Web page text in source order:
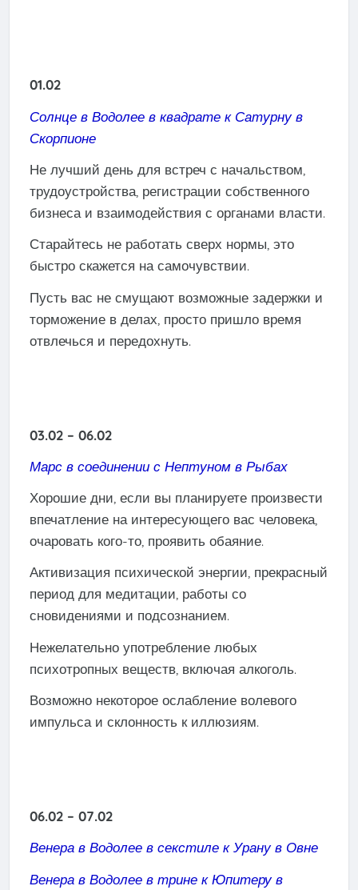
01.02
Солнце в Водолее в квадрате к Сатурну в
Скорпионе
Не лучший день для встреч с начальством,
трудоустройства, регистрации собственного
бизнеса и взаимодействия с органами власти.
Старайтесь не работать сверх нормы, это
быстро скажется на самочувствии.
Пусть вас не смущают возможные задержки и
торможение в делах, просто пришло время
отвлечься и передохнуть.
03.02 – 06.02
Марс в соединении с Нептуном в Рыбах
Хорошие дни, если вы планируете произвести
впечатление на интересующего вас человека,
очаровать кого-то, проявить обаяние.
Активизация психической энергии, прекрасный
период для медитации, работы со
сновидениями и подсознанием.
Нежелательно употребление любых
психотропных веществ, включая алкоголь.
Возможно некоторое ослабление волевого
импульса и склонность к иллюзиям.
06.02 – 07.02
Венера в Водолее в секстиле к Урану в Овне
Венера в Водолее в трине к Юпитеру в